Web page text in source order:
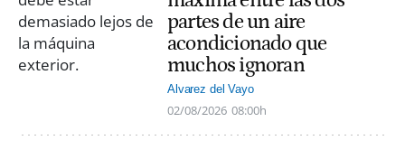
partes de un aire
acondicionado que
muchos ignoran
Alvarez del Vayo
02/08/2026 08:00h